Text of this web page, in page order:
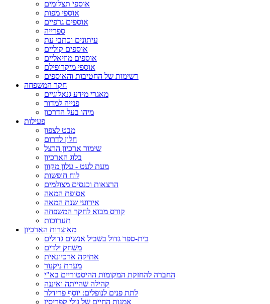
אוספי תצלומים
אוספי מפות
אוספים גרפיים
ספרייה
עיתונים וכתבי עת
אוספים קוליים
אוספים מוזיאליים
אוספי מיקרופילם
רשימות של החטיבות והאוספים
חקר המשפחה
מאגרי מידע גנאלוגיים
פנייה למדור
מיהו בעל הדרכון
פעילות
מבט לצפון
חלון לדרום
שימור ארכיון הרצל
בלוג הארכיון
מעת לעט - עלון מקוון
לוח חופשות
הרצאות וכנסים מצולמים
אסופת המאה
אירועי שנת המאה
קורס מבוא לחקר המשפחה
תערוכות
מאוצרות הארכיון
בית-ספר גדול בשביל אנשים גדולים
משחק ילדים
אתיקה ארכיונאית
מערת ניקנור
החברה להחזקת המקומות ההיסטוריים בא"י
קהילה שהייתה ואיננה
לתת פנים לנופלים: יוסף פרידלר
אמנות החיים של גולי קפריסין